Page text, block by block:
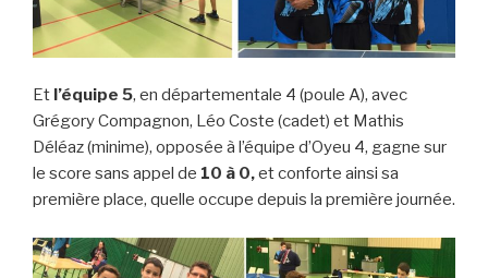
Et l’équipe 5, en départementale 4 (poule A), avec
Grégory Compagnon, Léo Coste (cadet) et Mathis
Déléaz (minime), opposée à l’équipe d’Oyeu 4, gagne sur
le score sans appel de 10 à 0,et conforte ainsi sa
première place, quelle occupe depuis la première journée.